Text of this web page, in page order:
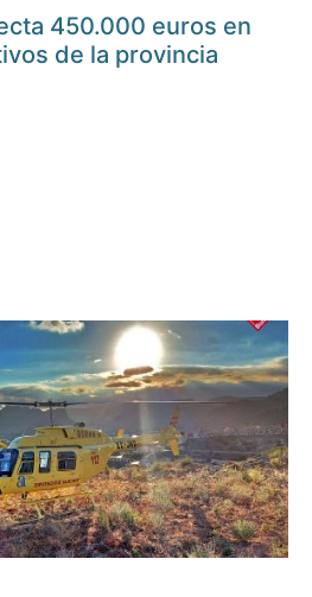
450.000 euros en
de la provincia